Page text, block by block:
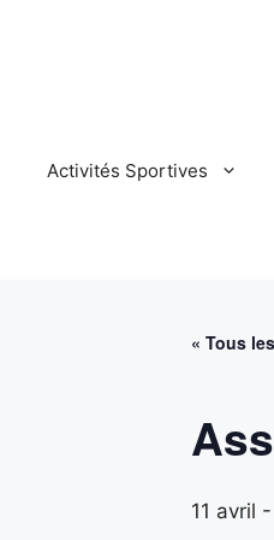
Activités Sportives
« Tous
11 avril -